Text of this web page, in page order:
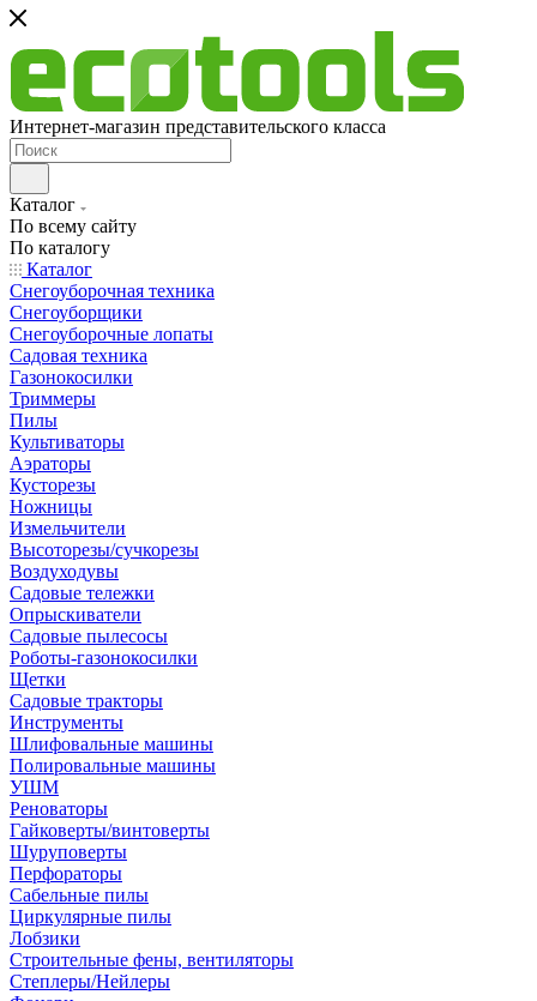
Интернет-магазин представительского класса
Каталог
По всему сайту
По каталогу
Каталог
Снегоуборочная техника
Снегоуборщики
Снегоуборочные лопаты
Садовая техника
Газонокосилки
Триммеры
Пилы
Культиваторы
Аэраторы
Кусторезы
Ножницы
Измельчители
Высоторезы/сучкорезы
Воздуходувы
Садовые тележки
Опрыскиватели
Садовые пылесосы
Роботы-газонокосилки
Щетки
Садовые тракторы
Инструменты
Шлифовальные машины
Полировальные машины
УШМ
Реноваторы
Гайковерты/винтоверты
Шуруповерты
Перфораторы
Сабельные пилы
Циркулярные пилы
Лобзики
Строительные фены, вентиляторы
Степлеры/Нейлеры